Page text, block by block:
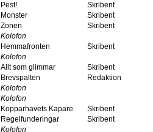
Pest!
Skribent
Monster
Skribent
Zonen
Skribent
Kolofon
Hemmafronten
Skribent
Kolofon
Allt som glimmar
Skribent
Brevspalten
Redaktion
Kolofon
Kolofon
Kopparhavets Kapare
Skribent
Regelfunderingar
Skribent
Kolofon